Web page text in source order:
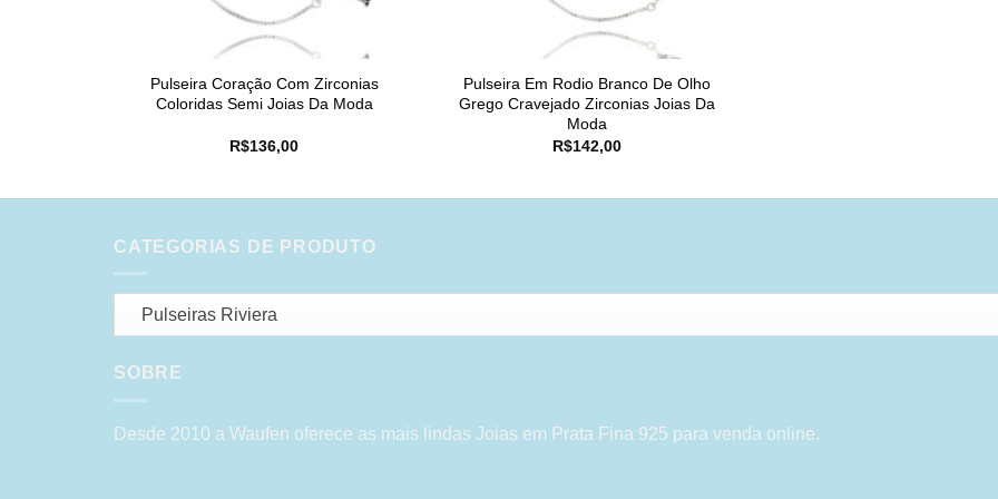
Pulseira Coração Com Zirconias
Coloridas Semi Joias Da Moda
R$136,00
Pulseira Em Rodio Branco De Olho
Grego Cravejado Zirconias Joias Da
Moda
R$142,00
CATEGORIAS DE PRODUTO
Pulseiras Riviera
SOBRE
Desde 2010 a Waufen oferece as mais lindas Joias em Prata Fina 925 para venda online.